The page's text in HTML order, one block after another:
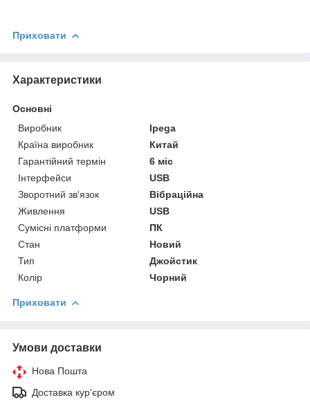
Приховати
Характеристики
Основні
Виробник
Ipega
Країна виробник
Китай
Гарантійний термін
6 міс
Інтерфейси
USB
Зворотний зв'язок
Вібраційна
Живлення
USB
Сумісні платформи
ПК
Стан
Новий
Тип
Джойстик
Колір
Чорний
Приховати
Умови доставки
Нова Пошта
Доставка кур'єром